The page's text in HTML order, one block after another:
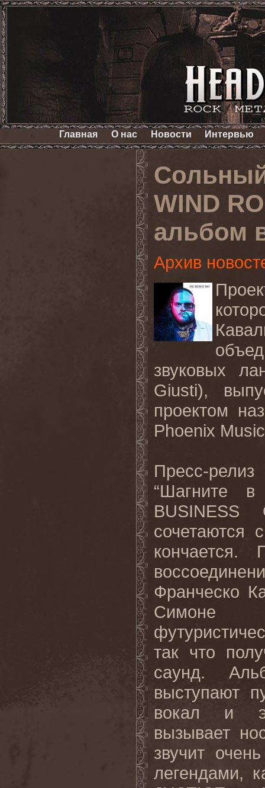
Главная О нас Новости Интервью
WIND
альбом
Архив
звуковых
Giusti),
проектом
Phoenix
Пресс-
“Шагните
BUSINESS
сочетаются
кончается.
Франческо
Симоне
так что
саунд.
выступают
вокал и
вызывает
звучит
легендами,